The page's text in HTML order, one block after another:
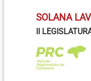
SOLANA
II